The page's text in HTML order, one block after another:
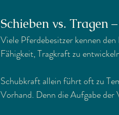
Schieben vs. Tragen
Viele Pferdebesitzer kennen
Fähigkeit, Tragkraft zu
Schubkraft allein führt oft zu
Vorhand. Denn die Aufgabe der